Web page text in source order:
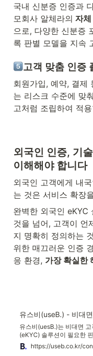
국내 신분증 인증과
모회사 알체라의 자
으로, 다양한 신분증
록 판별 모델을 지속
고객 맞춤 인증
회원가입, 예약, 결제
는 리스크 수준에 맞
고처럼 조립하여 적
외국인 인증, 기
이해해야 합니다
외국인 고객에게 내
는 것은 서비스 확장
완벽한 외국인 eKYC
것을 넘어, 고객이 언
지 명확히 정의하는
위한 매끄러운 인증
응 환경, 가장 확실한
유스비(uesB.)는 비대면 고
(eKYC) 솔루션이 필요한
비스들을 비롯하여 규제로
려움을 겪는 기업들의 문제